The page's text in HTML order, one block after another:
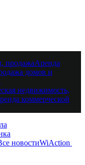
продажаАренда
домов и
недвижимость,
коммерческой
новостиWiAction